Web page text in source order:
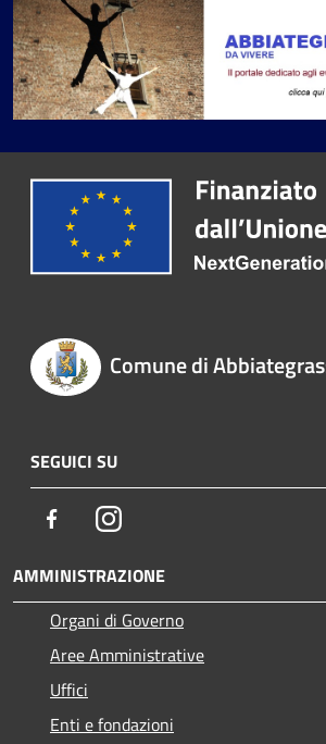
Comune di
SEGUICI SU
FacebookInstagram
AMMINISTRAZIONE
Organi di Governo
Aree Amministrative
Uffici
Enti e fondazioni